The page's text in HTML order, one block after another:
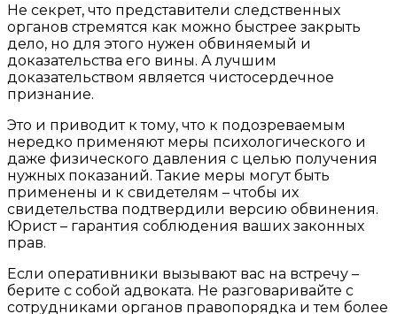
Не секрет, что представители следственных
органов стремятся как можно быстрее закрыть
дело, но для этого нужен обвиняемый и
доказательства его вины. А лучшим
доказательством является чистосердечное
признание.
Это и приводит к тому, что к подозреваемым
нередко применяют меры психологического и
даже физического давления с целью получения
нужных показаний. Такие меры могут быть
применены и к свидетелям – чтобы их
свидетельства подтвердили версию обвинения.
Юрист – гарантия соблюдения ваших законных
прав.
Если оперативники вызывают вас на встречу –
берите с собой адвоката. Не разговаривайте с
сотрудниками органов правопорядка и тем более